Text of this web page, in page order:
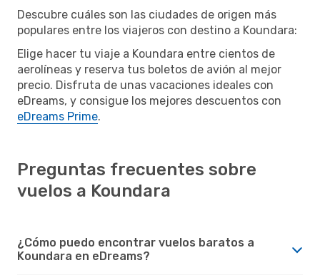
Descubre cuáles son las ciudades de origen más
populares entre los viajeros con destino a Koundara:
Elige hacer tu viaje a Koundara entre cientos de
aerolíneas y reserva tus boletos de avión al mejor
precio. Disfruta de unas vacaciones ideales con
eDreams, y consigue los mejores descuentos con
eDreams Prime.
Preguntas frecuentes sobre
vuelos a Koundara
¿Cómo puedo encontrar vuelos baratos a
Koundara en eDreams?